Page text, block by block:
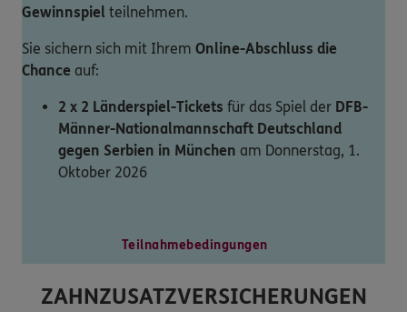
Gewinnspiel teilnehmen.
Sie sichern sich mit Ihrem Online-Abschluss die
Chance auf:
2 x 2 Länderspiel-Tickets für das Spiel der DFB-
Männer-Nationalmannschaft Deutschland
gegen Serbien in München am Donnerstag, 1.
Oktober 2026
Teilnahmebedingungen
ZAHNZUSATZVERSICHERUNGEN